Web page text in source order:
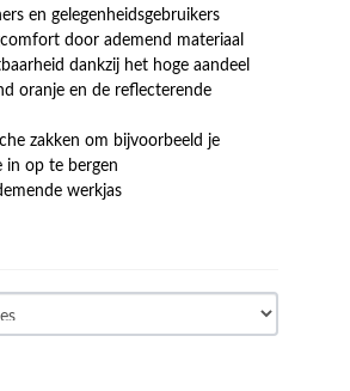
en gelegenheidsgebruikers
door ademend materiaal
dankzij het hoge aandeel
oranje en de reflecterende
zakken om bijvoorbeeld je
in op te bergen
werkjas